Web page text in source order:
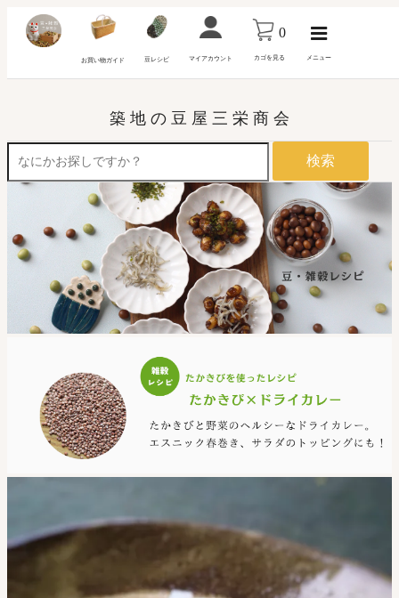
お買い物ガイド 豆レシピ マイアカウント
0
カゴを見る メニュー
築 地 の 豆 屋 三 栄 商 会
検索